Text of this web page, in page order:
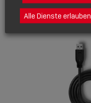
Alle Dienste erlauben